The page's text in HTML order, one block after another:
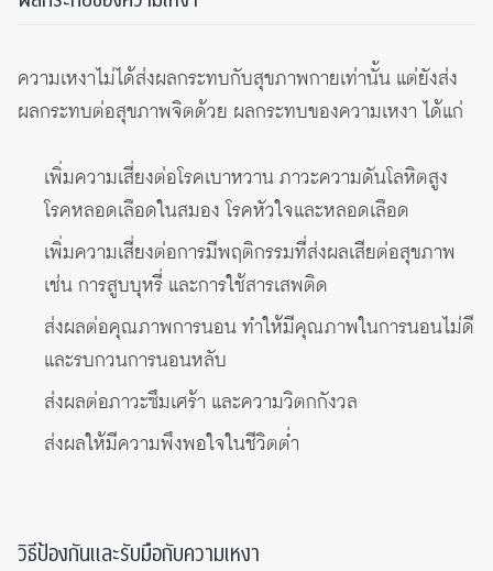
ความเหงาไม่ได้ส่งผลกระทบกับสุขภาพกายเท่านั้น แต่ยังส่ง
ผลกระทบต่อสุขภาพจิตด้วย ผลกระทบของความเหงา ได้แก่
เพิ่มความเสี่ยงต่อโรคเบาหวาน ภาวะความดันโลหิตสูง
โรคหลอดเลือดในสมอง โรคหัวใจและหลอดเลือด
เพิ่มความเสี่ยงต่อการมีพฤติกรรมที่ส่งผลเสียต่อสุขภาพ
เช่น การสูบบุหรี่ และการใช้สารเสพติด
ส่งผลต่อคุณภาพการนอน ทำให้มีคุณภาพในการนอนไม่ดี
และรบกวนการนอนหลับ
ส่งผลต่อภาวะซึมเศร้า และความวิตกกังวล
ส่งผลให้มีความพึงพอใจในชีวิตต่ำ
วิธีป้องกันและรับมือกับความเหงา